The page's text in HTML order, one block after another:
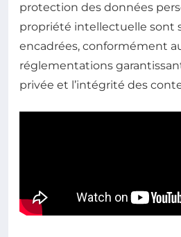
protection des données
propriété intellectuelle sont
encadrées, conformément
réglementations
privée et l’intégrité des